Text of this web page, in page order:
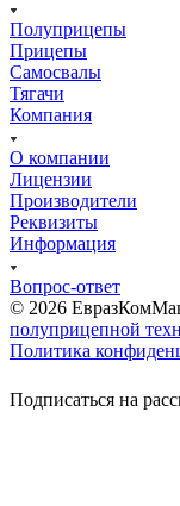
Полуприцепы
Прицепы
Самосвалы
Тягачи
Компания
О компании
Лицензии
Производители
Реквизиты
Информация
Вопрос-ответ
© 2026
полуприцепной
Политика
Подписаться на